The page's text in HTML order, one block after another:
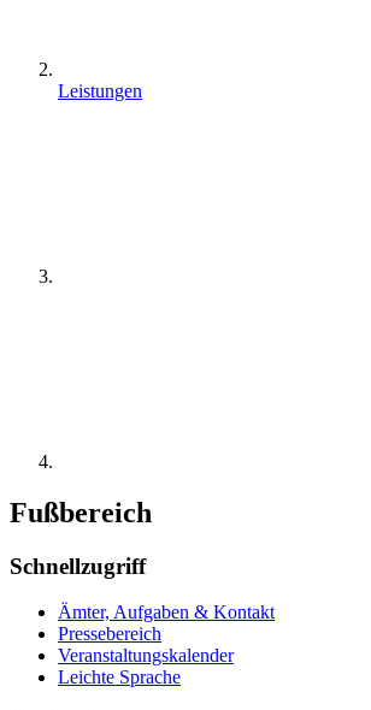
Leistungen
Fußbereich
Schnellzugriff
Ämter, Aufgaben & Kontakt
Pressebereich
Veranstaltungskalender
Leichte Sprache